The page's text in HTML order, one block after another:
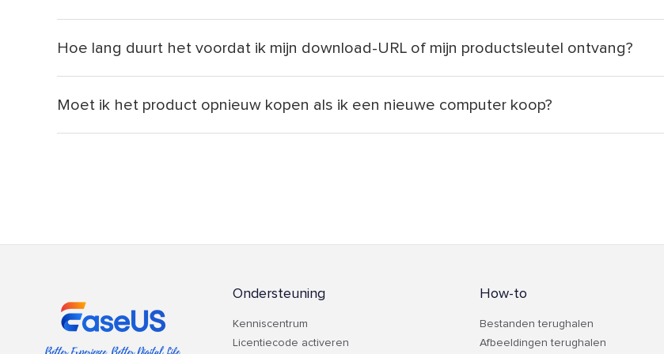
Hoe lang duurt het voordat ik mijn download-URL of mijn productsleutel ontvang?
Moet ik het product opnieuw kopen als ik een nieuwe computer koop?
Ondersteuning
Kenniscentrum
Licentiecode activeren
How-to
Bestanden terughalen
Afbeeldingen terughalen